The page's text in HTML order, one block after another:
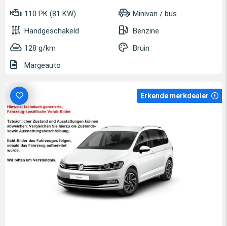
110 PK (81 KW)
Minivan / bus
Handgeschakeld
Benzine
128 g/km
Bruin
Margeauto
Erkende merkdealer